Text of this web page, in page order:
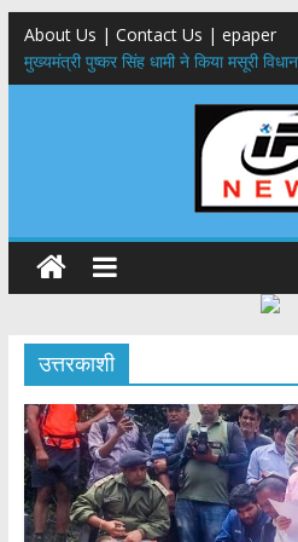
About Us | Contact Us | epaper
मुख्यमंत्री पुष्कर सिंह धामी ने किया मसूरी
लोकार्पण – शिलान्यास
एमडीडीए बोर्ड बैठक, देहरादून और मसूरी के
बुजुर्ग-दिव्यांगों के घर जाएंगे बीएलओ, करेंगे
​देहरादून में 11 अगस्त को लगेगा एक दिवसीय
पुष्पवर्षा और चरण प्रक्षालन के साथ देवभूमि ने
अभिनंदन,मुख्यमंत्री ने स्वास्थ्य सेवा शिविर
हाथों से परोसा भोजन
उत्तरकाशी